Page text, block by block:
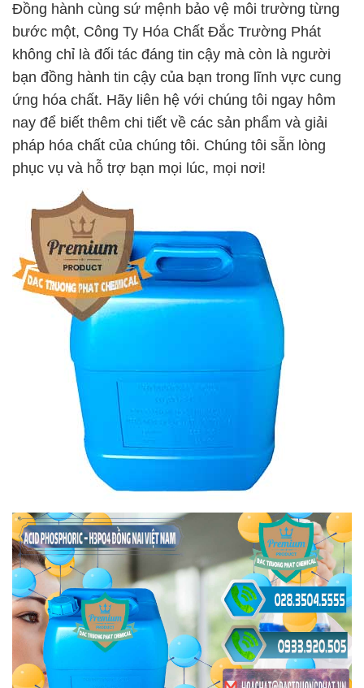
Đồng hành cùng sứ mệnh bảo vệ môi trường từng
bước một, Công Ty Hóa Chất Đắc Trường Phát
không chỉ là đối tác đáng tin cậy mà còn là người
bạn đồng hành tin cậy của bạn trong lĩnh vực cung
ứng hóa chất. Hãy liên hệ với chúng tôi ngay hôm
nay để biết thêm chi tiết về các sản phẩm và giải
pháp hóa chất của chúng tôi. Chúng tôi sẵn lòng
phục vụ và hỗ trợ bạn mọi lúc, mọi nơi!